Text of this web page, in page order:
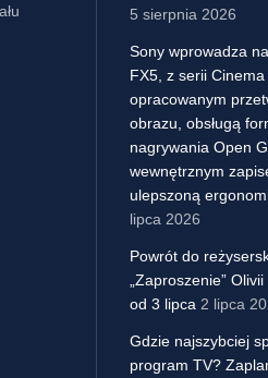
5 sierpnia 2026
Sony wprowadza
FX5, z serii
opracowanym
obrazu, obsługą
nagrywania Open
wewnętrznym
ulepszoną
lipca 2026
Powrót do
„Zaproszenie”
od 3 lipca 2 lipca
Gdzie najszybciej
program TV?